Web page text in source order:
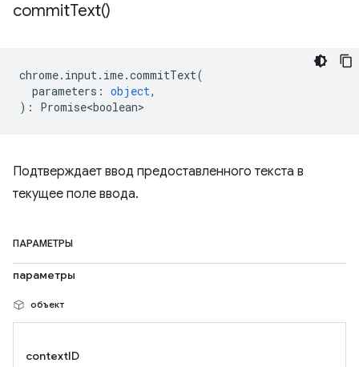
commitText()
chrome. input. ime.commitText(
parameters : object,
) : Promise<boolean>
Подтверждает ввод предоставленного текста в
текущее поле ввода.
ПАРАМЕТРЫ
параметры
объект
contextID